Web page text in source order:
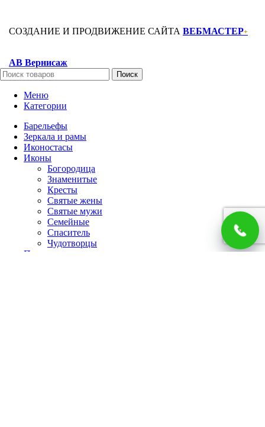
СОЗДАНИЕ И ПРОДВИЖЕНИЕ САЙТА ВЕБМАСТЕР+
АВ Вернисаж
Поиск
Меню
Категории
Барельефы
Зеркала и рамы
Иконостасы
Иконы
Богородица
Знаменитые
Кресты
Святые жены
Святые мужи
Семейные
Спаситель
Чудотворцы
Панно